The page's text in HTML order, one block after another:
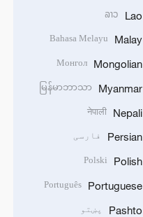
Lao
ລາວ
Malay
Bahasa Melayu
Mongolian
Монгол
Myanmar
မြန်မာဘာသာ
Nepali
नेपाली
Persian فارسی
Polish
Polski
Portuguese
Português
Pashto پښتو